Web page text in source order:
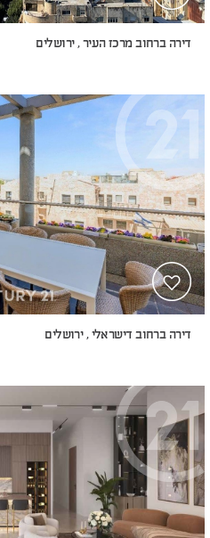
דירה ברחוב מרכז העיר , ירושלים
דירה ברחוב דישראלי , ירושלים